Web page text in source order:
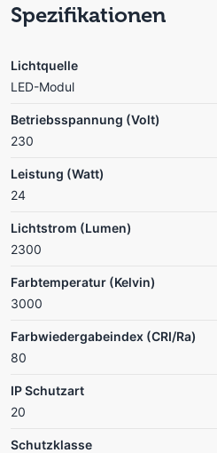
Spezifikationen
Lichtquelle
LED-Modul
Betriebsspannung (Volt)
230
Leistung (Watt)
24
Lichtstrom (Lumen)
2300
Farbtemperatur (Kelvin)
3000
Farbwiedergabeindex (CRI/Ra)
80
IP Schutzart
20
Schutzklasse